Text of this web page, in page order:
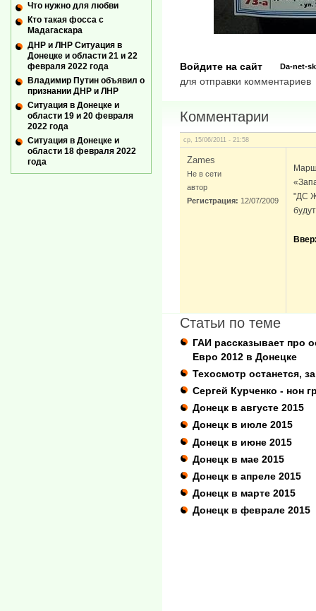
Da-net-sk
Войдите на сайт
для отправки комментариев
Комментарии
ср, 15/06/2011 - 21:58
Zames
Не в сети
автор
Регистрация: 12/07/2009
"ДС
Статьи по теме
ГАИ рассказывает про
Евро 2012 в Донецке
Техосмотр останется,
Сергей Курченко - нон
Донецк в августе 2015
Донецк в июле 2015
Донецк в июне 2015
Донецк в мае 2015
Донецк в апреле 2015
Донецк в марте 2015
Донецк в феврале 2015
Что нужно для любви
Кто такая фосса с
Мадагаскара
ДНР и ЛНР Ситуация в
Донецке и области 21 и 22
февраля 2022 года
Владимир Путин объявил о
признании ДНР и ЛНР
Ситуация в Донецке и
области 19 и 20 февраля
2022 года
Ситуация в Донецке и
области 18 февраля 2022
года